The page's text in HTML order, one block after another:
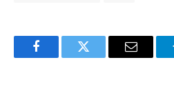
FacebookTwitter Email